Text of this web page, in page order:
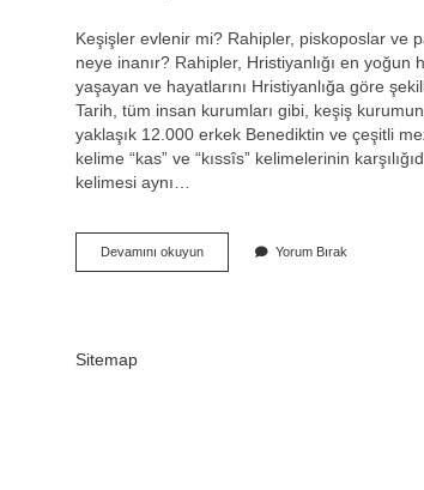
Keşişler evlenir mi? Rahipler, piskoposlar ve
neye inanır? Rahipler, Hristiyanlığı en
yaşayan ve hayatlarını Hristiyanlığa göre
Tarih, tüm insan kurumları gibi, keşiş
yaklaşık 12.000 erkek Benediktin ve çeşitli
kelime “kas” ve “kıssîs” kelimelerinin
kelimesi aynı…
Devamını okuyunKeşişler
Ne
Yorum Bırak
Sitemap